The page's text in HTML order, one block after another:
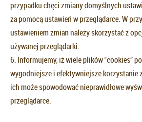
przypadku chęci zmiany domyślnych
za pomocą ustawień w przeglądarce. W
ustawieniem zmian należy skorzystać z
używanej przeglądarki.
6. Informujemy, iż wiele plików "cookies”
wygodniejsze i efektywniejsze korzystanie
ich może spowodować nieprawidłowe
przeglądarce.